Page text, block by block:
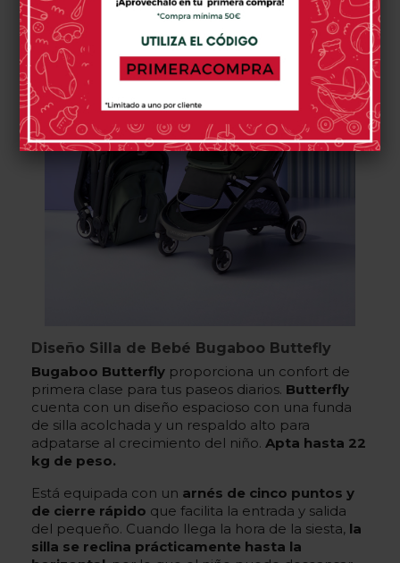
Diseño Silla de Bebé Bugaboo Buttefly
Bugaboo Butterfly proporciona un confort de
primera clase para tus paseos diarios. Butterfly
cuenta con un diseño espacioso con una funda
de silla acolchada y un respaldo alto para
adpatarse al crecimiento del niño. Apta hasta 22
kg de peso.
Está equipada con un arnés de cinco puntos y
de cierre rápido que facilita la entrada y salida
del pequeño. Cuando llega la hora de la siesta, la
silla se reclina prácticamente hasta la